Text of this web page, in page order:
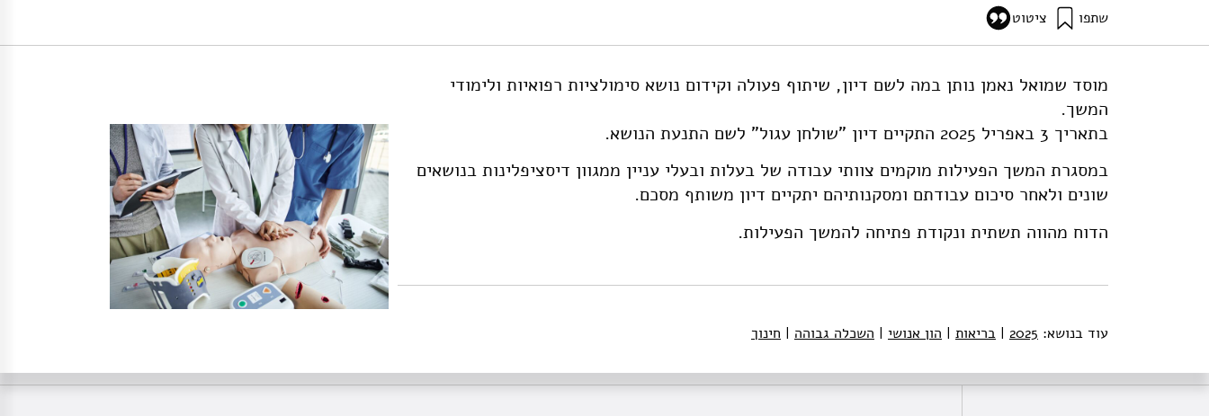
שתפו ציטוט
פליגלמן, ע׳, דורי, י׳ ג׳, ויסמן, ד׳, ושהם, א׳ (2025). מרכזי סימולציות רפואיות בבתי ספר לרפואה סיכום שולחן עגול שהתקיים במוסד שמואל נאמן ב־3 באפריל, 2025. מוסד שמואל נאמן.
מוסד שמואל נאמן נותן במה לשם דיון, שיתוף פעולה וקידום נושא סימולציות רפואיות ולימודי
המשך.
בתאריך 3 באפריל 2025 התקיים דיון "שולחן עגול" לשם התנעת הנושא.
במסגרת המשך הפעילות מוקמים צוותי עבודה של בעלות ובעלי עניין ממגוון דיסציפלינות בנושאים
שונים ולאחר סיכום עבודתם ומסקנותיהם יתקיים דיון משותף מסכם.
הדוח מהווה תשתית ונקודת פתיחה להמשך הפעילות.
עוד בנושא: 2025
| בריאות | הון אנושי | השכלה גבוהה | חינוך